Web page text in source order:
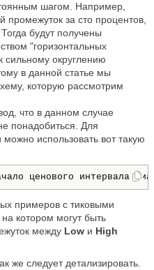
шагом. Например,
за сто процентов,
будут получены
"горизонтальных
сильному округлению
в данной статье мы
которую рассмотрим
что в данном случае
понадобиться. Для
использовать вот такую
ценового интервала
примеров с тиковыми
котором могут быть
между Low и High
же следует детализировать.